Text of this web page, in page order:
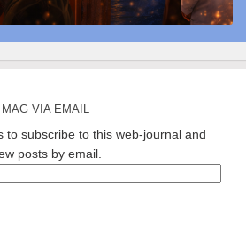
VIA EMAIL
to subscribe to this web-journal and
posts by email.